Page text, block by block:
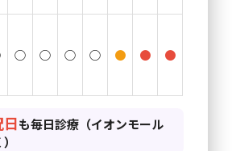
○ ○ ○ ○ ● ● ●
も毎日診療（イオンモール